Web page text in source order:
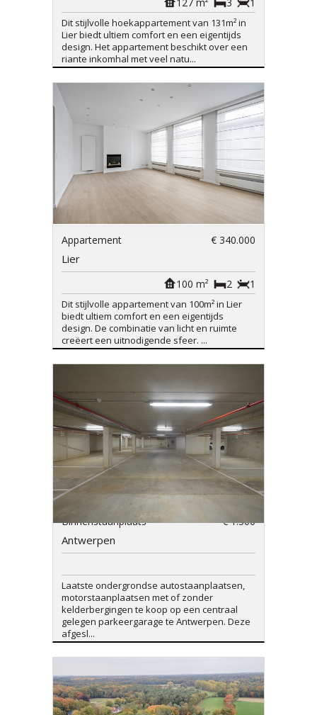
Dit stijlvolle hoekappartement van 131m² in
Lier biedt ultiem comfort en een eigentijds
design. Het appartement beschikt over een
riante inkomhal met veel natu...
Appartement € 340.000
Lier
1
2
100 m²
Dit stijlvolle appartement van 100m² in Lier
biedt ultiem comfort en een eigentijds
design. De combinatie van licht en ruimte
creëert een uitnodigende sfeer. ...
Binnenstaanplaats € 1.500
Antwerpen
Laatste ondergrondse autostaanplaatsen,
motorstaanplaatsen met of zonder
kelderbergingen te koop op een centraal
gelegen parkeergarage te Antwerpen. Deze
afgesl...